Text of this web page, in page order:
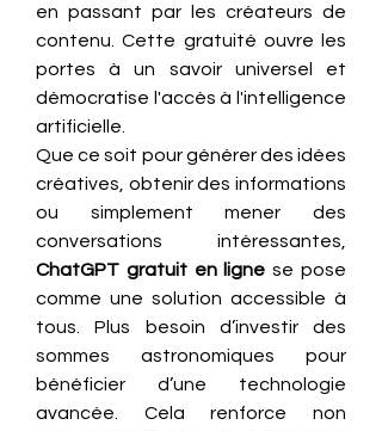
en passant par les créateurs de
contenu. Cette gratuité ouvre les
portes à un savoir universel et
démocratise l'accès à l'intelligence
artificielle.
Que ce soit pour générer des idées
créatives, obtenir des informations
ou simplement mener des
ChatGPT gratuit en ligne se pose
comme une solution accessible à
tous. Plus besoin d’investir des
sommes astronomiques pour
bénéficier d’une technologie
avancée. Cela renforce non